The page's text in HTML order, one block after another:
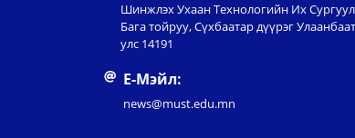
Шинжлэх Ухаан Технологийн Их
Бага тойруу, Сүхбаатар дүүрэг
улс 14191
Е-Мэйл:
news@must.edu.mn